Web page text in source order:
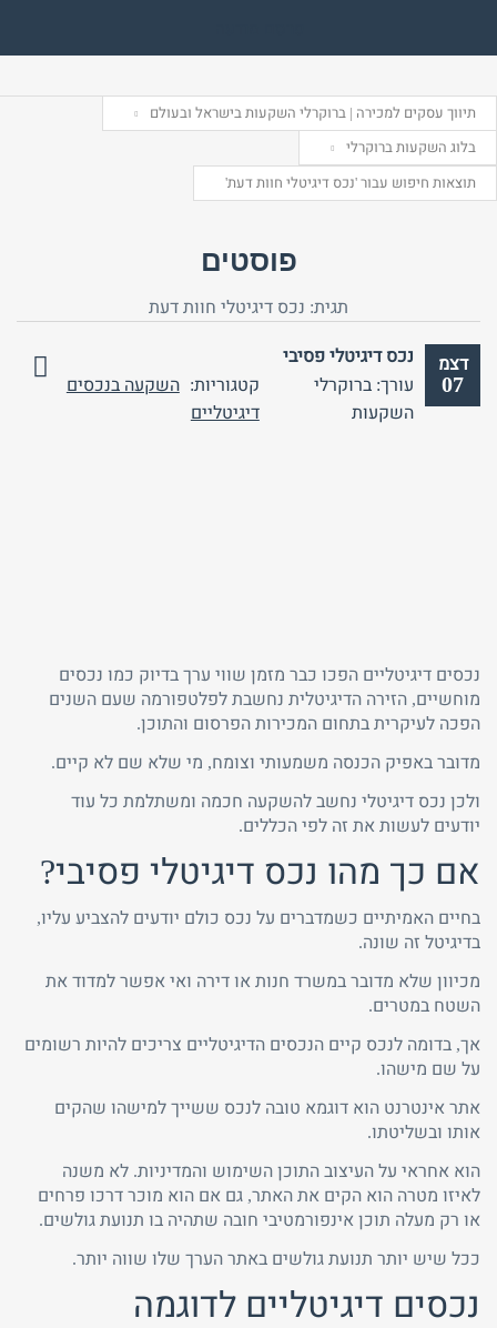
שם משתמש (אנגלית)
שכחת
סיסמה?
לא רשום לאתר? ★ הירשם כאן! ★
שם משתמש (אנגלית)
טלפון
חזור לאתר התחבר
תיווך עסקים למכירה | ברוקרלי השקעות בישראל ובעולם
בלוג השקעות ברוקרלי
תוצאות חיפוש עבור 'נכס דיגיטלי חוות דעת'
פוסטים
תגית: נכס דיגיטלי חוות דעת
דצמ
07
נכס דיגיטלי פסיבי
עורך: ברוקרלי
השקעות
קטגוריות: השקעה בנכסים
דיגיטליים
נכסים דיגיטליים הפכו כבר מזמן שווי ערך בדיוק כמו נכסים
מוחשיים, הזירה הדיגיטלית נחשבת לפלטפורמה שעם השנים
הפכה לעיקרית בתחום המכירות הפרסום והתוכן.
מדובר באפיק הכנסה משמעותי וצומח, מי שלא שם לא קיים.
ולכן נכס דיגיטלי נחשב להשקעה חכמה ומשתלמת כל עוד
יודעים לעשות את זה לפי הכללים.
אם כך מהו נכס דיגיטלי פסיבי?
בחיים האמיתיים כשמדברים על נכס כולם יודעים להצביע עליו,
בדיגיטל זה שונה.
מכיוון שלא מדובר במשרד חנות או דירה ואי אפשר למדוד את
השטח במטרים.
אך, בדומה לנכס קיים הנכסים הדיגיטליים צריכים להיות רשומים
על שם מישהו.
אתר אינטרנט הוא דוגמא טובה לנכס ששייך למישהו שהקים
אותו ובשליטתו.
הוא אחראי על העיצוב התוכן השימוש והמדיניות. לא משנה
לאיזו מטרה הוא הקים את האתר, גם אם הוא מוכר דרכו פרחים
או רק מעלה תוכן אינפורמטיבי חובה שתהיה בו תנועת גולשים.
ככל שיש יותר תנועת גולשים באתר הערך שלו שווה יותר.
נכסים דיגיטליים לדוגמה